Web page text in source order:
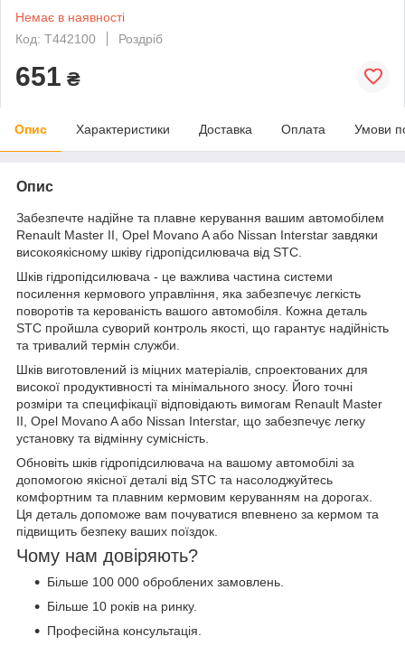
Немає в наявності
Код: T442100
Роздріб
651 ₴
Опис Характеристики Доставка Оплата Умови
Опис
Забезпечте надійне та плавне керування вашим автомобілем
Renault Master II, Opel Movano A або Nissan Interstar завдяки
високоякісному шківу гідропідсилювача від STC.
Шків гідропідсилювача - це важлива частина системи
посилення кермового управління, яка забезпечує легкість
поворотів та керованість вашого автомобіля. Кожна деталь
STC пройшла суворий контроль якості, що гарантує надійність
та тривалий термін служби.
Шків виготовлений із міцних матеріалів, спроектованих для
високої продуктивності та мінімального зносу. Його точні
розміри та специфікації відповідають вимогам Renault Master
II, Opel Movano A або Nissan Interstar, що забезпечує легку
установку та відмінну сумісність.
Обновіть шків гідропідсилювача на вашому автомобілі за
допомогою якісної деталі від STC та насолоджуйтесь
комфортним та плавним кермовим керуванням на дорогах.
Ця деталь допоможе вам почуватися впевнено за кермом та
підвищить безпеку ваших поїздок.
Чому нам довіряють?
Більше 100 000 оброблених замовлень.
Більше 10 років на ринку.
Професійна консультація.